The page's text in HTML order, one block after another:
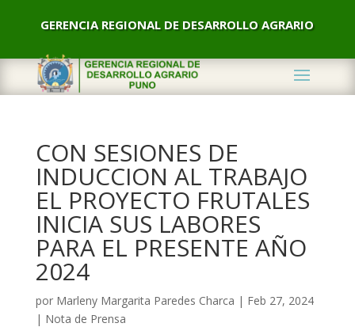
GERENCIA REGIONAL DE DESARROLLO AGRARIO
CON SESIONES DE
INDUCCION AL TRABAJO
EL PROYECTO FRUTALES
INICIA SUS LABORES
PARA EL PRESENTE AÑO
2024
por Marleny Margarita Paredes Charca | Feb 27, 2024
| Nota de Prensa